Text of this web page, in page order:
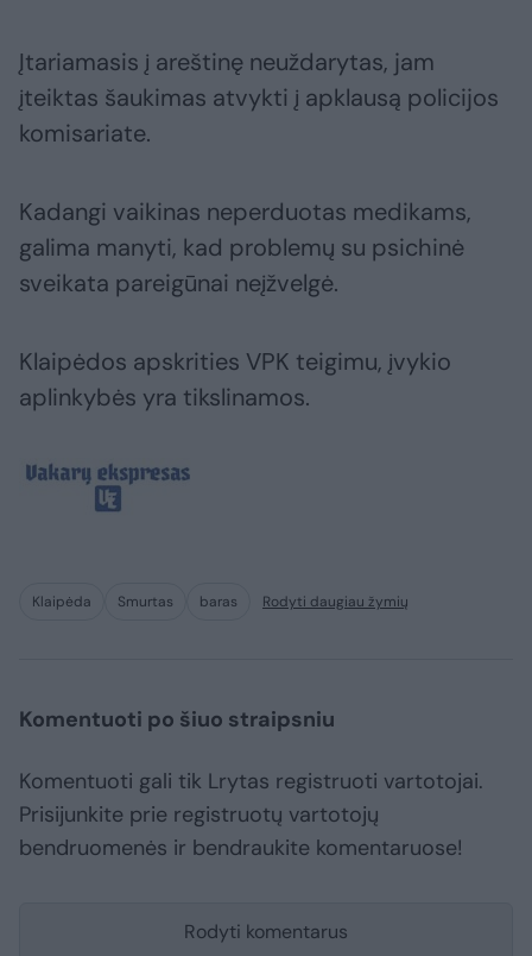
Įtariamasis į areštinę neuždarytas, jam
įteiktas šaukimas atvykti į apklausą policijos
komisariate.
Kadangi vaikinas neperduotas medikams,
galima manyti, kad problemų su psichinė
sveikata pareigūnai neįžvelgė.
Klaipėdos apskrities VPK teigimu, įvykio
aplinkybės yra tikslinamos.
Klaipėda Smurtas baras Rodyti daugiau žymių
Komentuoti po šiuo straipsniu
Komentuoti gali tik Lrytas registruoti vartotojai.
Prisijunkite prie registruotų vartotojų
bendruomenės ir bendraukite komentaruose!
Rodyti komentarus